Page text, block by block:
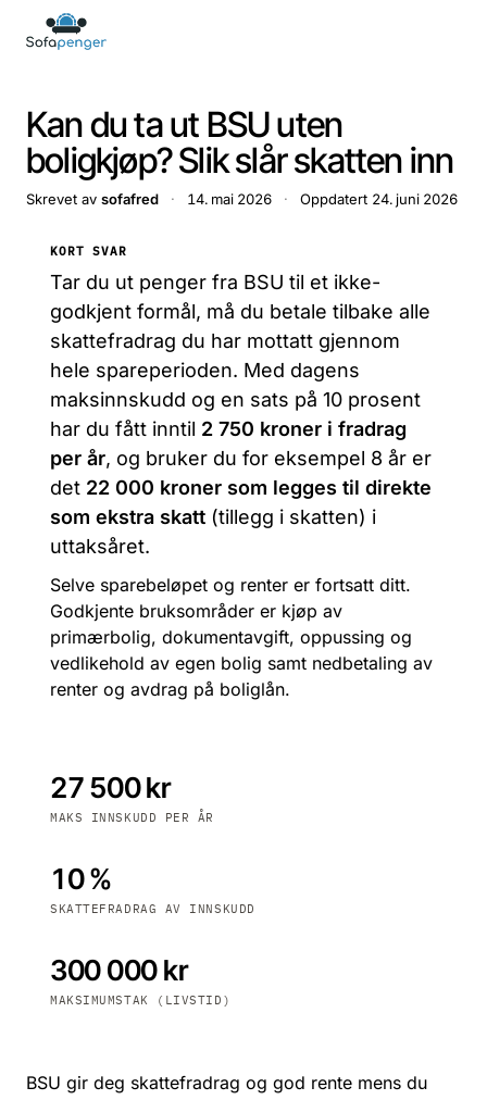
Kan du ta ut BSU uten
boligkjøp? Slik slår skatten inn
Skrevet av sofafred · 14. mai 2026 · Oppdatert 24. juni 2026
KORT SVAR
Tar du ut penger fra BSU til et ikke-
godkjent formål, må du betale tilbake alle
skattefradrag du har mottatt gjennom
hele spareperioden. Med dagens
maksinnskudd og en sats på 10 prosent
har du fått inntil 2 750 kroner i fradrag
per år, og bruker du for eksempel 8 år er
det 22 000 kroner som legges til direkte
som ekstra skatt (tillegg i skatten) i
uttaksåret.
Selve sparebeløpet og renter er fortsatt ditt.
Godkjente bruksområder er kjøp av
primærbolig, dokumentavgift, oppussing og
vedlikehold av egen bolig samt nedbetaling av
renter og avdrag på boliglån.
27 500 kr
MAKS INNSKUDD PER ÅR
10 %
SKATTEFRADRAG AV INNSKUDD
300 000 kr
MAKSIMUMSTAK (LIVSTID)
BSU gir deg skattefradrag og god rente mens du